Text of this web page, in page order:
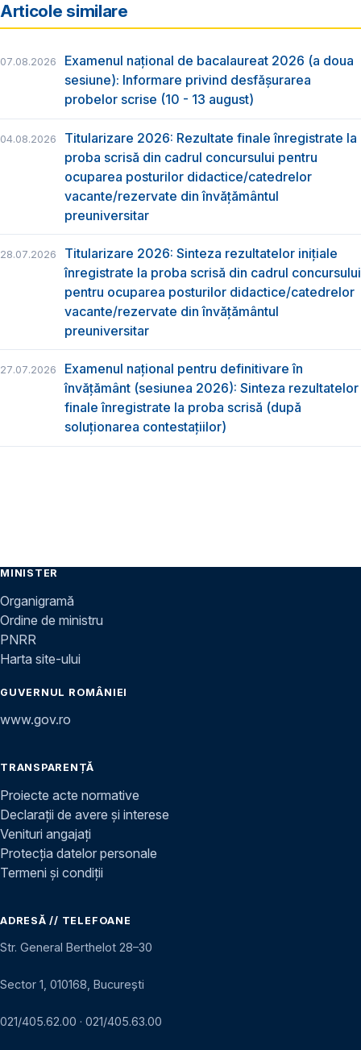
Articole similare
07.08.2026
Examenul național de bacalaureat 2026 (a doua
sesiune): Informare privind desfășurarea
probelor scrise (10 - 13 august)
04.08.2026
Titularizare 2026: Rezultate finale înregistrate la
proba scrisă din cadrul concursului pentru
ocuparea posturilor didactice/catedrelor
vacante/rezervate din învăţământul
preuniversitar
28.07.2026
Titularizare 2026: Sinteza rezultatelor inițiale
înregistrate la proba scrisă din cadrul concursului
pentru ocuparea posturilor didactice/catedrelor
vacante/rezervate din învăţământul
preuniversitar
27.07.2026
Examenul național pentru definitivare în
învățământ (sesiunea 2026): Sinteza rezultatelor
finale înregistrate la proba scrisă (după
soluționarea contestațiilor)
MINISTER
Organigramă
Ordine de ministru
PNRR
Harta site-ului
GUVERNUL ROMÂNIEI
www.gov.ro
TRANSPARENȚĂ
Proiecte acte normative
Declarații de avere și interese
Venituri angajați
Protecția datelor personale
Termeni și condiții
ADRESĂ // TELEFOANE
Str. General Berthelot 28–30
Sector 1, 010168, București
021/405.62.00 · 021/405.63.00